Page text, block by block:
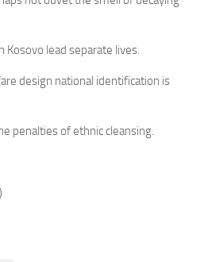
Kosovo lead separate lives.
design national identification is
penalties of ethnic cleansing.